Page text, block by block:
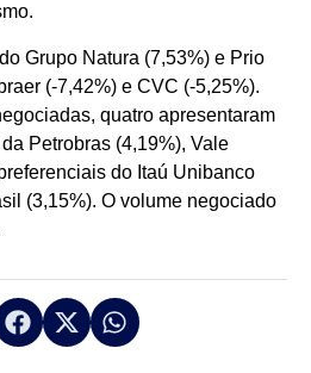
Grupo Natura (7,53%) e Prio
(-7,42%) e CVC (-5,25%).
quatro apresentaram
Petrobras (4,19%), Vale
do Itaú Unibanco
(3,15%). O volume negociado